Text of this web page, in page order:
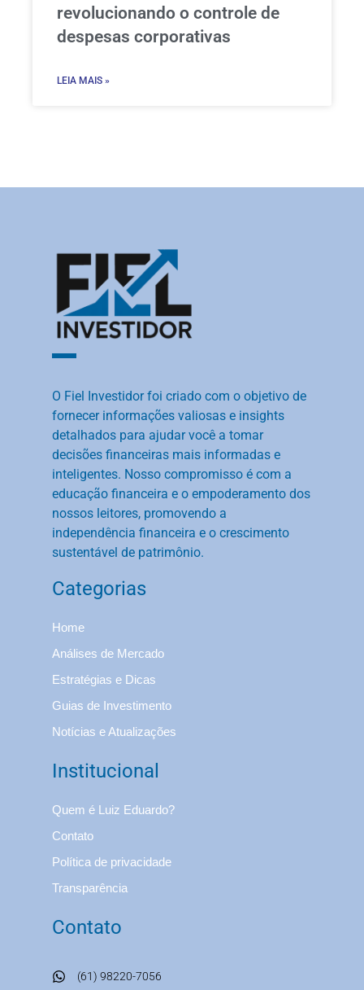
revolucionando o controle de
despesas corporativas
LEIA MAIS »
O Fiel Investidor foi criado com o objetivo de
fornecer informações valiosas e insights
detalhados para ajudar você a tomar
decisões financeiras mais informadas e
inteligentes. Nosso compromisso é com a
educação financeira e o empoderamento dos
nossos leitores, promovendo a
independência financeira e o crescimento
sustentável de patrimônio.
Categorias
Home
Análises de Mercado
Estratégias e Dicas
Guias de Investimento
Notícias e Atualizações
Institucional
Quem é Luiz Eduardo?
Contato
Política de privacidade
Transparência
Contato
(61) 98220-7056